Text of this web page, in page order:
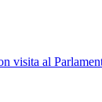
visita al